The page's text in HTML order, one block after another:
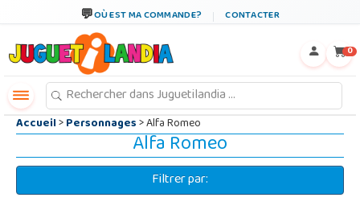
OÙ EST MA COMMANDE? CONTACTER
0
Accueil>Personnages> Alfa Romeo
Alfa Romeo
Filtrer par: